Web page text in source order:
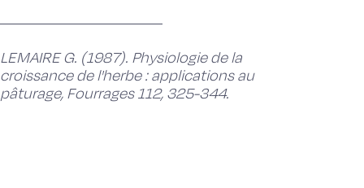
LEMAIRE G. (1987). Physiologie de la
croissance de l'herbe : applications au
pâturage, Fourrages 112, 325-344.